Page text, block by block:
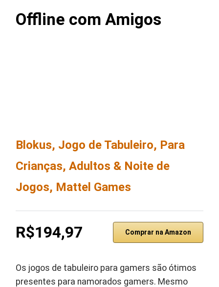
Offline com Amigos
Blokus, Jogo de Tabuleiro, Para
Crianças, Adultos & Noite de
Jogos, Mattel Games
R$194,97 Comprar na Amazon
Os jogos de tabuleiro para gamers são ótimos
presentes para namorados gamers. Mesmo